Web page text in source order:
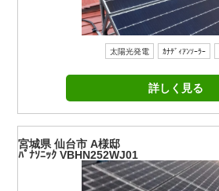
太陽光発電 ｶﾅﾃﾞｨｱﾝｿｰﾗｰ
詳しく見る
宮城県 仙台市 A様邸
ﾊﾟﾅｿﾆｯｸ VBHN252WJ01